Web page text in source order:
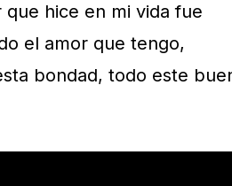
hice en mi vida fue
el amor que tengo,
bondad, todo este